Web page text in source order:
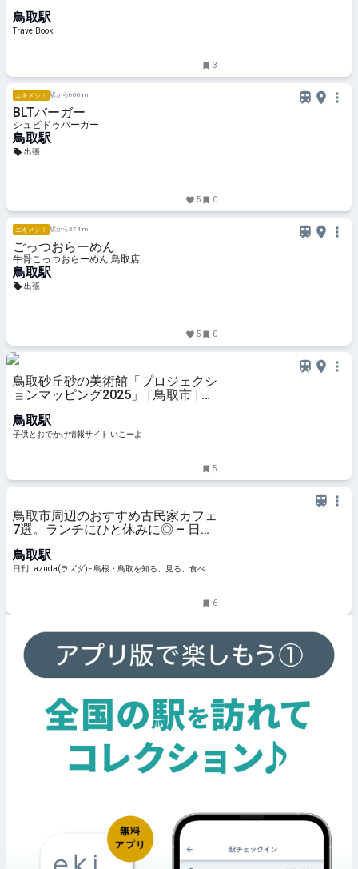
鳥取駅
TravelBook
3
エキメシ！ 駅から600 m
BLTバーガー
シュビドゥバーガー
鳥取駅
出張
5 0
エキメシ！ 駅から374 m
ごっつおらーめん
牛骨こっつおらーめん 鳥取店
鳥取駅
出張
5 0
鳥取砂丘砂の美術館「プロジェクシ
ョンマッピング2025」 | 鳥取市 | 子
鳥取駅
子供とおでかけ情報サイト いこーよ
5
鳥取市周辺のおすすめ古民家カフェ
7選。ランチにひと休みに◎ – 日刊
鳥取駅
日刊Lazuda(ラズダ) - 島根・鳥取を知る、見る、食べ
6